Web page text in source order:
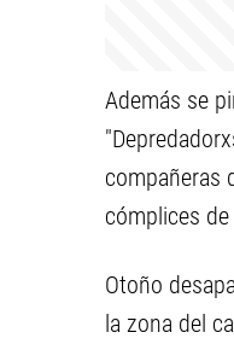
Además se
compañeras
cómplices
Otoño
la zona del